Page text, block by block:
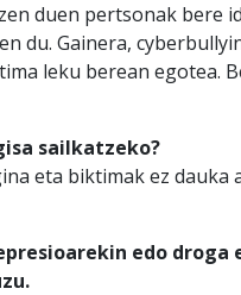
duen pertsonak bere
du. Gainera,
leku berean egotea.
sailkatzeko?
eta biktimak ez
edo droga